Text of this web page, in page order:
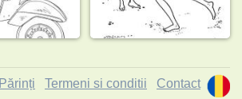
Părinți Termeni si conditii Contact